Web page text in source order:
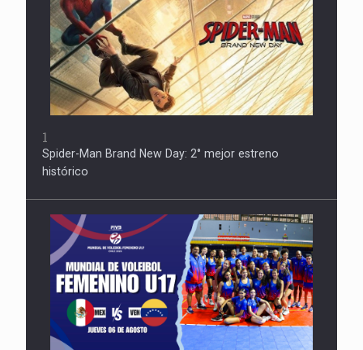
1
Spider-Man Brand New Day: 2° mejor estreno
histórico